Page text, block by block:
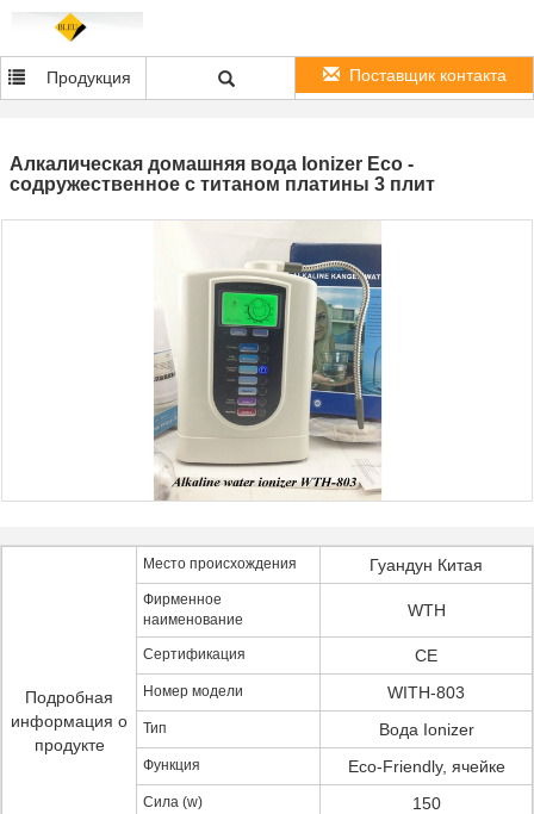
Продукция Поставщик контакта
Алкалическая домашняя вода Ionizer Eco -
содружественное с титаном платины 3 плит
Подробная
информация о
продукте
Место происхождения Гуандун Китая
Фирменное
наименование
WTH
Сертификация CE
Номер модели WITH-803
Тип Вода Ionizer
Функция Eco-Friendly, ячейке
Сила (w) 150